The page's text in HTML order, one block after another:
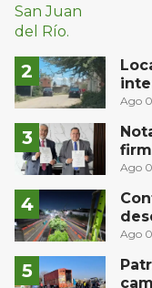
Ago
Ago
Ago